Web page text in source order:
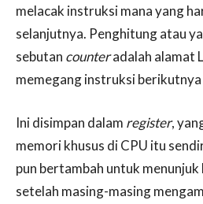
melacak instruksi mana yang
selanjutnya. Penghitung atau
sebutan counteradalah alamat
memegang instruksi
Ini disimpan dalam register,
memori khusus di CPU itu
pun bertambah untuk
setelah masing-masing